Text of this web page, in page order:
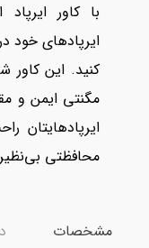
با کاور
ایرپادهای
کنید. این کاور
مگنتی ایمن و
ایرپادهایتان
محافظتی بی‌نظیر
مشخصات